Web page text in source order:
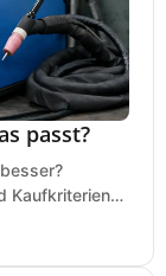
passt?
Kaufkriterien